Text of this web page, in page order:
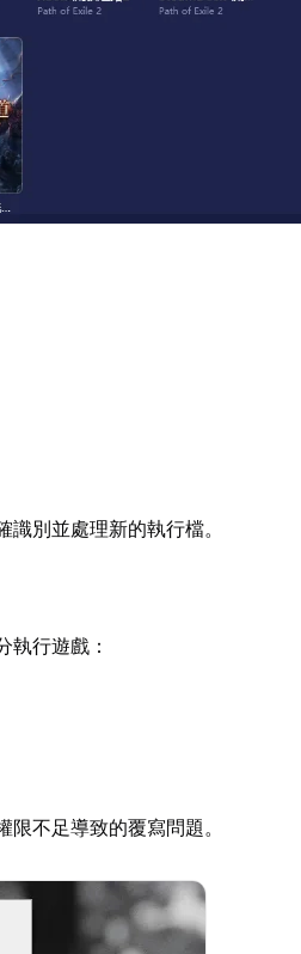
別並處理新的執行檔。
執行遊戲：
不足導致的覆寫問題。